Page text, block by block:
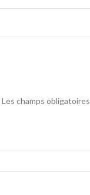
Les champs obligatoires